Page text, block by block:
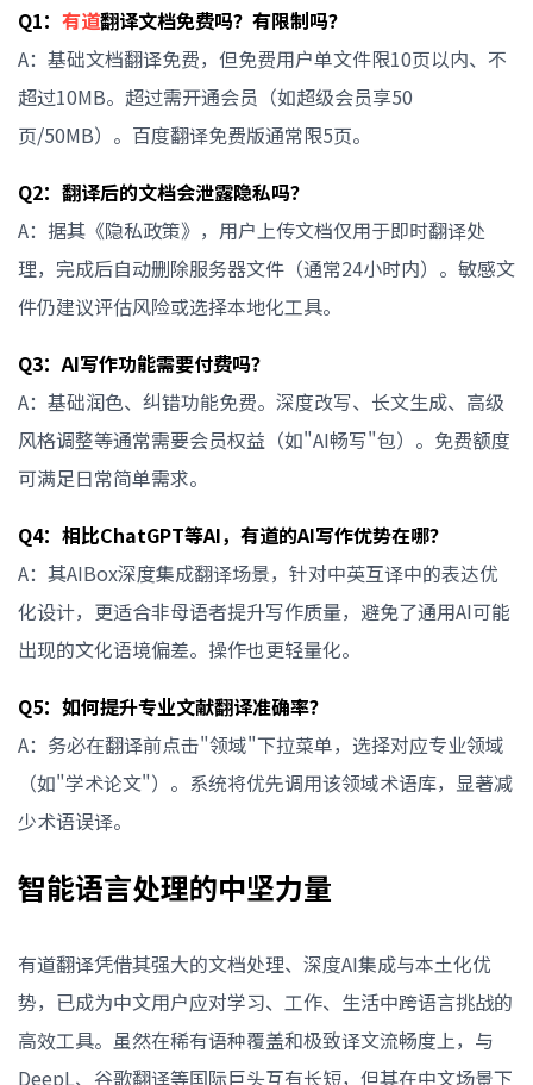
Q1： 有道翻译文档免费吗？有限制吗？
A：基础文档翻译免费，但免费用户单文件限10页以内、不
超过10MB。超过需开通会员（如超级会员享50
页/50MB）。百度翻译免费版通常限5页。
Q2：翻译后的文档会泄露隐私吗？
A：据其《隐私政策》，用户上传文档仅用于即时翻译处
理，完成后自动删除服务器文件（通常24小时内）。敏感文
件仍建议评估风险或选择本地化工具。
Q3：AI写作功能需要付费吗？
A：基础润色、纠错功能免费。深度改写、长文生成、高级
风格调整等通常需要会员权益（如"AI畅写"包）。免费额度
可满足日常简单需求。
Q4：相比ChatGPT等AI，有道的AI写作优势在哪？
A：其AIBox深度集成翻译场景，针对中英互译中的表达优
化设计，更适合非母语者提升写作质量，避免了通用AI可能
出现的文化语境偏差。操作也更轻量化。
Q5：如何提升专业文献翻译准确率？
A：务必在翻译前点击"领域"下拉菜单，选择对应专业领域
（如"学术论文"）。系统将优先调用该领域术语库，显著减
少术语误译。
智能语言处理的中坚力量
有道翻译凭借其强大的文档处理、深度AI集成与本土化优
势，已成为中文用户应对学习、工作、生活中跨语言挑战的
高效工具。虽然在稀有语种覆盖和极致译文流畅度上，与
DeepL、谷歌翻译等国际巨头互有长短，但其在中文场景下